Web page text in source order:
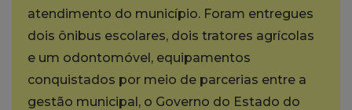
atendimento do município. Foram entregues
dois ônibus escolares, dois tratores agrícolas
e um odontomóvel, equipamentos
conquistados por meio de parcerias entre a
gestão municipal, o Governo do Estado do